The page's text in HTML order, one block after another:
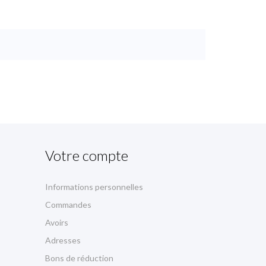
Votre compte
Informations personnelles
Commandes
Avoirs
Adresses
Bons de réduction